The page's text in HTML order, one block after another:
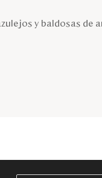
y baldosas de